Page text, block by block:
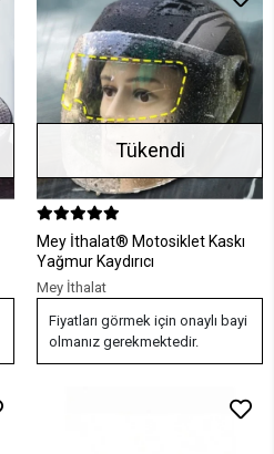
Tükendi
Mey İthalat® Motosiklet Kaskı
Yağmur Kaydırıcı
Mey İthalat
Fiyatları görmek için onaylı bayi
olmanız gerekmektedir.